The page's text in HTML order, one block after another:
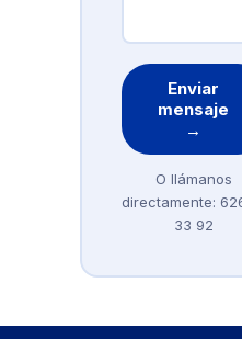
Enviar
mensaje
→
O llámanos
directamente:
33 92